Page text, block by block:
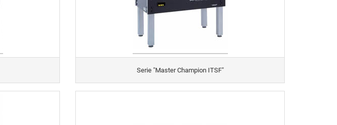
Serie "Master Champion ITSF"